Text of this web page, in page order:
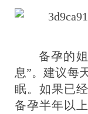
备孕的
息”。建议每
眠。如果已
备孕半年以